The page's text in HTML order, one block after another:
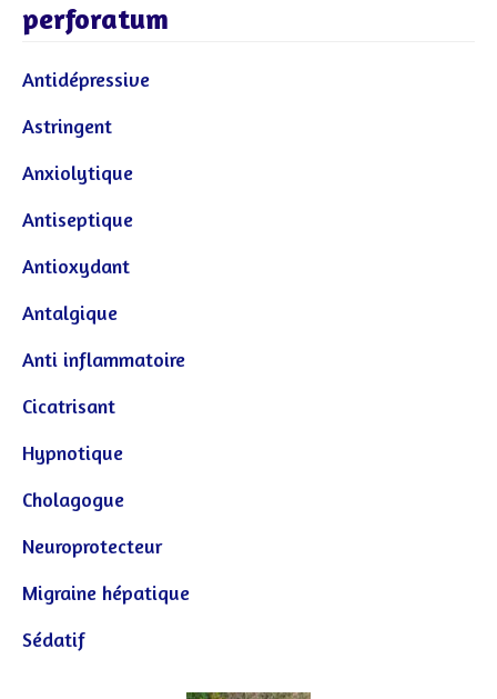
perforatum
Antidépressive
Astringent
Anxiolytique
Antiseptique
Antioxydant
Antalgique
Anti inflammatoire
Cicatrisant
Hypnotique
Cholagogue
Neuroprotecteur
Migraine hépatique
Sédatif